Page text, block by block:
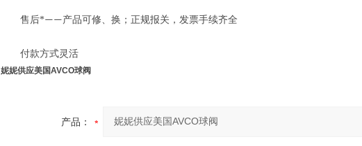
售后*——产品可修、换；正规报关，发票手续齐全
付款方式灵活
妮妮供应美国AVCO球阀
产品：